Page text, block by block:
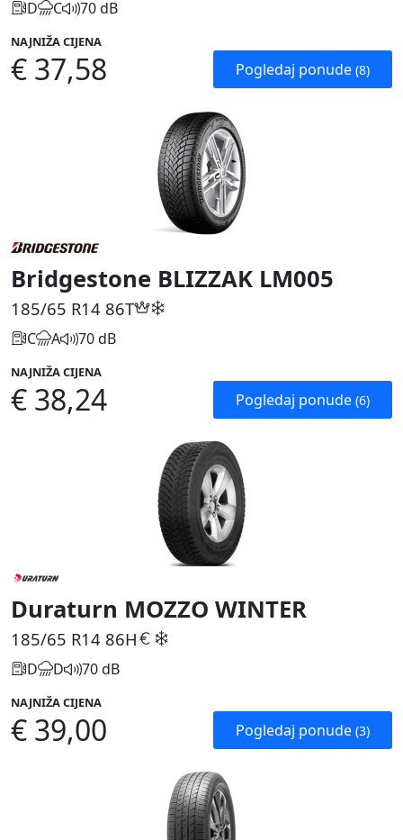
D C 70 dB
NAJNIŽA CIJENA
€ 37,58 Pogledaj ponude (8)
Bridgestone BLIZZAK LM005
185/65 R14 86T
C A 70 dB
NAJNIŽA CIJENA
€ 38,24 Pogledaj ponude (6)
Duraturn MOZZO WINTER
185/65 R14 86H
D D 70 dB
NAJNIŽA CIJENA
€ 39,00 Pogledaj ponude (3)